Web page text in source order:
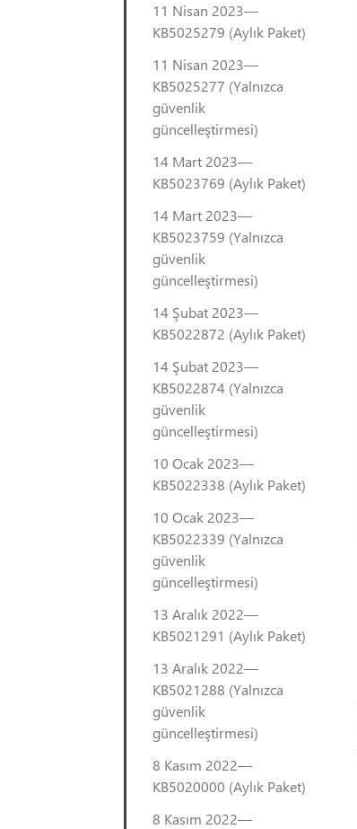
11 Nisan 2023—
KB5025279 (Aylık Paket)
11 Nisan 2023—
KB5025277 (Yalnızca
güvenlik
güncelleştirmesi)
14 Mart 2023—
KB5023769 (Aylık Paket)
14 Mart 2023—
KB5023759 (Yalnızca
güvenlik
güncelleştirmesi)
14 Şubat 2023—
KB5022872 (Aylık Paket)
14 Şubat 2023—
KB5022874 (Yalnızca
güvenlik
güncelleştirmesi)
10 Ocak 2023—
KB5022338 (Aylık Paket)
10 Ocak 2023—
KB5022339 (Yalnızca
güvenlik
güncelleştirmesi)
13 Aralık 2022—
KB5021291 (Aylık Paket)
13 Aralık 2022—
KB5021288 (Yalnızca
güvenlik
güncelleştirmesi)
8 Kasım 2022—
KB5020000 (Aylık Paket)
8 Kasım 2022—